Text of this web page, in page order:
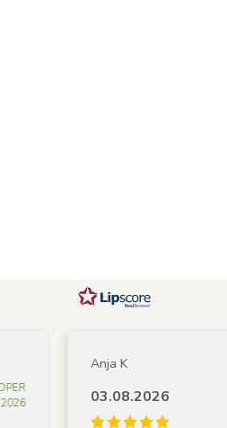
03.08.2026